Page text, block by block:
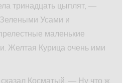
тринадцать цыплят, —
Усами и
маленькие
Желтая Курица очень ими
Косматый. — Ну что ж,